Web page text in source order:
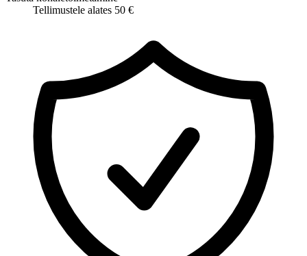
Tellimustele alates 50 €